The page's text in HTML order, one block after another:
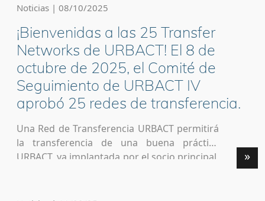
Noticias | 08/10/2025
¡Bienvenidas a las 25 Transfer
Networks de URBACT! El 8 de
octubre de 2025, el Comité de
Seguimiento de URBACT IV
aprobó 25 redes de transferencia.
Una Red de Transferencia URBACT permitirá
la transferencia de una buena práctica
URBACT, ya implantada por el socio principal,
»